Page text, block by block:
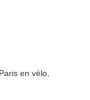
en vélo,